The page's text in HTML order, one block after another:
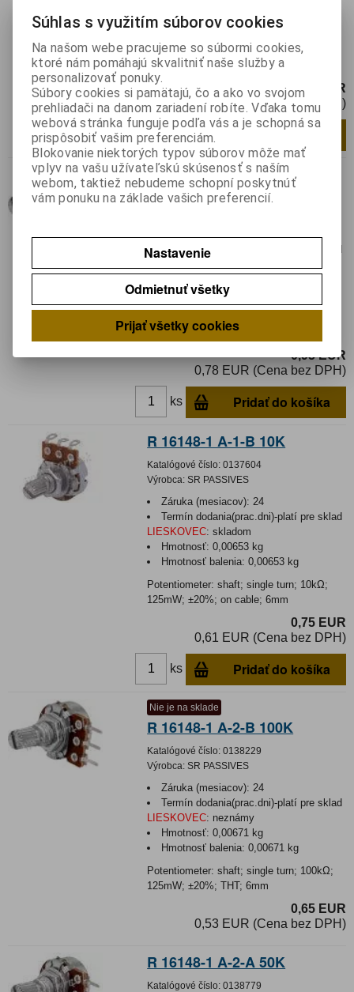
Hmotnosť balenia:0,0077 kg
Potenciometer: axiálny; jednootáčkový;
220kΩ; 125mW; ±20%; THT; 6mm
0,85 EUR
0,70 EUR (Cena bez DPH)
ks Pridať do košíka
R 16148-1 A-2-A 100K
Katalógové číslo:0137673
Záruka (mesiacov):24
Termín dodania(prac.dni)-platí pre sklad
Hmotnosť balenia:
100kΩ; 125mW; ±20%; THT; 6mm
0,95 EUR
0,78 EUR (Cena bez DPH)
ks Pridať do košíka
R 16148-1 A-1-B 10K
Katalógové číslo: 0137604
Výrobca: SR PASSIVES
Záruka (mesiacov): 24
Termín dodania(prac.dni)-platí pre sklad
LIESKOVEC: skladom
Hmotnosť:0,00653 kg
Hmotnosť balenia:0,00653 kg
Potentiometer: shaft; single turn; 10kΩ;
125mW; ±20%; on cable; 6mm
0,75 EUR
0,61 EUR (Cena bez DPH)
ks Pridať do košíka
Nie je na sklade
R 16148-1 A-2-B 100K
Katalógové číslo: 0138229
Výrobca: SR PASSIVES
Záruka (mesiacov): 24
Termín dodania(prac.dni)-platí pre sklad
LIESKOVEC: neznámy
Hmotnosť:0,00671 kg
Hmotnosť balenia:0,00671 kg
Potentiometer: shaft; single turn; 100kΩ;
125mW; ±20%; THT; 6mm
0,65 EUR
0,53 EUR (Cena bez DPH)
R 16148-1 A-2-A 50K
Katalógové číslo: 0138779
Súhlas s využitím súborov cookies
Na našom webe pracujeme so súbormi cookies,
ktoré nám pomáhajú skvalitniť naše služby a
personalizovať ponuky.
Súbory cookies si pamätajú, čo a ako vo svojom
prehliadači na danom zariadení robíte. Vďaka tomu
webová stránka funguje podľa vás a je schopná sa
prispôsobiť vašim preferenciám.
Blokovanie niektorých typov súborov môže mať
vplyv na vašu užívateľskú skúsenosť s naším
webom, taktiež nebudeme schopní poskytnúť
vám ponuku na základe vašich preferencií.
Nastavenie
Odmietnuť všetky
Prijať všetky cookies